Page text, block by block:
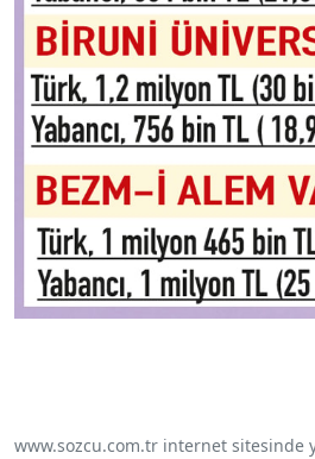
www.sozcu.com.tr internet sitesinde